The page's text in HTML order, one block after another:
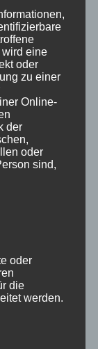
– also auf
eine
oder
zu einer
Online-
der
oder
sind,
oder
die
werden.